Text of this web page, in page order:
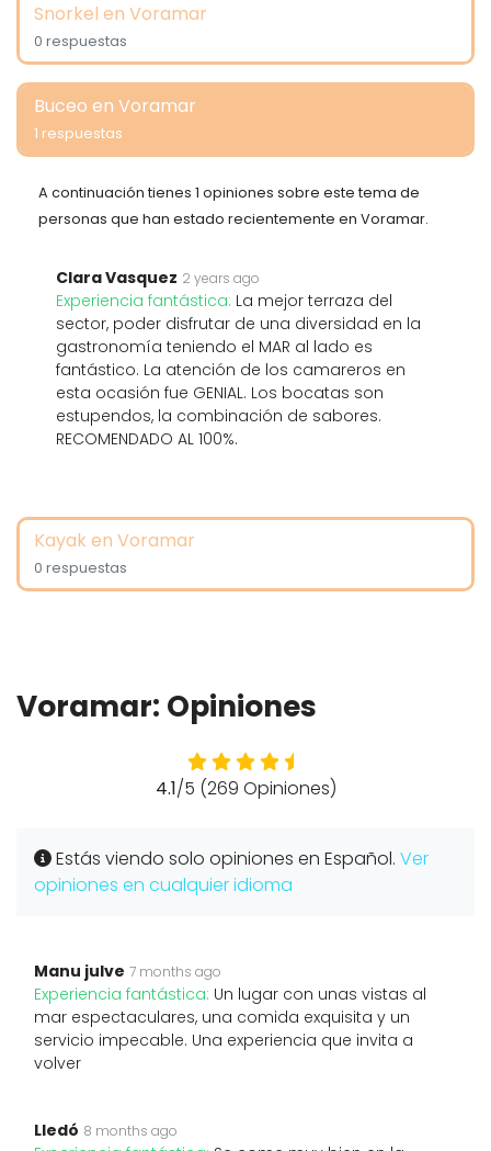
Snorkel en Voramar
0 respuestas
Buceo en Voramar
1 respuestas
A continuación tienes 1 opiniones sobre este tema de
personas que han estado recientemente en Voramar.
Clara Vasquez 2 years ago
Experiencia fantástica: La mejor terraza del
sector, poder disfrutar de una diversidad en la
gastronomía teniendo el MAR al lado es
fantástico. La atención de los camareros en
esta ocasión fue GENIAL. Los bocatas son
estupendos, la combinación de sabores.
RECOMENDADO AL 100%.
Kayak en Voramar
0 respuestas
Voramar: Opiniones
4.1/5 (269 Opiniones)
Estás viendo solo opiniones en Español. Ver
opiniones en cualquier idioma
Manu julve 7 months ago
Experiencia fantástica: Un lugar con unas vistas al
mar espectaculares, una comida exquisita y un
servicio impecable. Una experiencia que invita a
volver
Lledó 8 months ago